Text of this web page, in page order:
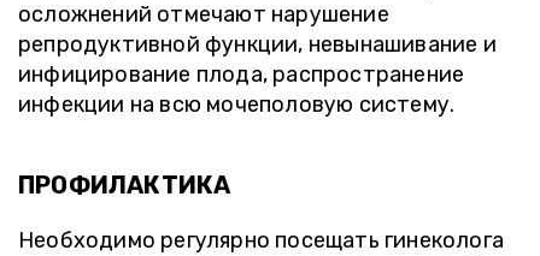
осложнений отмечают нарушение
репродуктивной функции, невынашивание и
инфицирование плода, распространение
инфекции на всю мочеполовую систему.
ПРОФИЛАКТИКА
Необходимо регулярно посещать гинеколога